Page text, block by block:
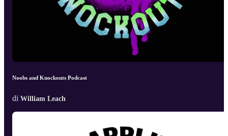
Noobs and Knockouts Podcast
di William Leach